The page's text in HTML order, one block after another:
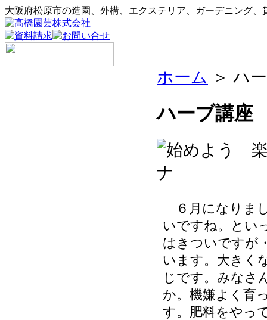
大阪府松原市の造園、外構、エクステリア、ガーデニング、
ホーム ＞ ハ
ハーブ講座
６月になりま
いですね。とい
はきついですが
います。大きく
じです。みなさ
か。機嫌よく育
す。肥料をやっ